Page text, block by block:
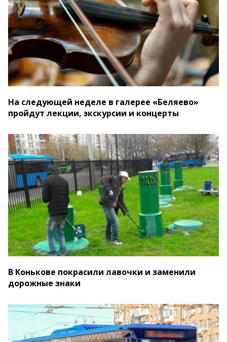
На следующей неделе в галерее «Беляево»
пройдут лекции, экскурсии и концерты
В Конькове покрасили лавочки и заменили
дорожные знаки